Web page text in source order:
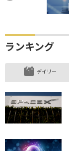
ランキング
デイリー